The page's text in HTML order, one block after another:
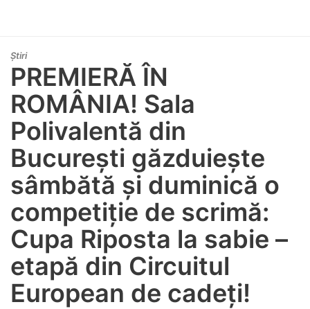
Știri
PREMIERĂ ÎN
ROMÂNIA! Sala
Polivalentă din
București găzduiește
sâmbătă și duminică o
competiție de scrimă:
Cupa Riposta la sabie –
etapă din Circuitul
European de cadeți!